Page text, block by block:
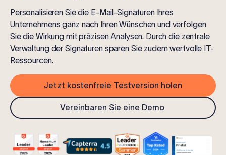
Personalisieren Sie die E-Mail-Signaturen Ihres
Unternehmens ganz nach Ihren Wünschen und verfolgen
Sie die Wirkung mit präzisen Analysen. Durch die zentrale
Verwaltung der Signaturen sparen Sie zudem wertvolle IT-
Ressourcen.
Jetzt kostenfreie Testversion holen
Vereinbaren Sie eine Demo